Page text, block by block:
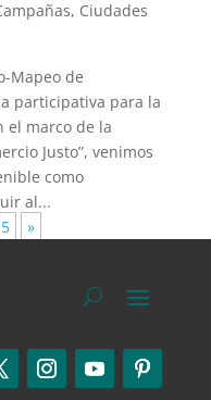
, Ciudades
Mapeo de
participativa para la
el marco de la
Justo”, venimos
como
al...
5 »